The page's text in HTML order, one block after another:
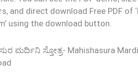
and direct download Free PDF of
using the download button.
ಮರ್ದಿನಿ ಸ್ತೋತ್ರ- Mahishasura